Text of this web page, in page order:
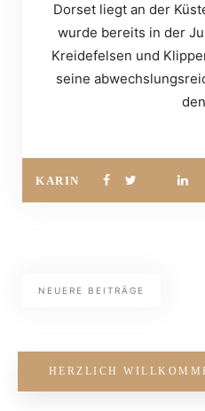
Dorset liegt an der
wurde bereits in der
Kreidefelsen und
seine
KARIN
NEUERE BEITRÄGE
HERZLICH